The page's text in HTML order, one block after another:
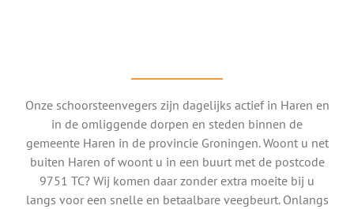
Onze schoorsteenvegers zijn dagelijks actief in Haren en
in de omliggende dorpen en steden binnen de
gemeente Haren in de provincie Groningen. Woont u net
buiten Haren of woont u in een buurt met de postcode
9751 TC? Wij komen daar zonder extra moeite bij u
langs voor een snelle en betaalbare veegbeurt. Onlangs